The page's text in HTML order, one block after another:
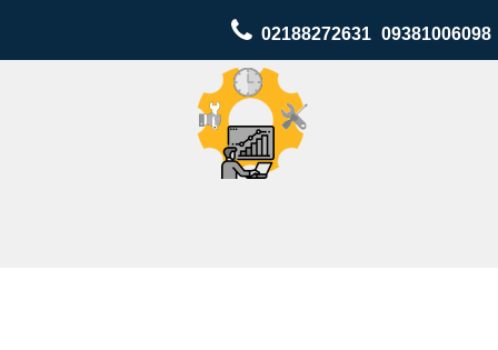
02188272631 09381006098